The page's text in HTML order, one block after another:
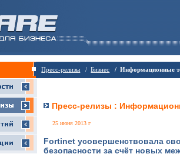
Пресс-релизы /Бизнес / Информационные
Пресс-релизы :
25 июня 2013 г
Fortinet усовершенствовала
безопасности за счёт новых